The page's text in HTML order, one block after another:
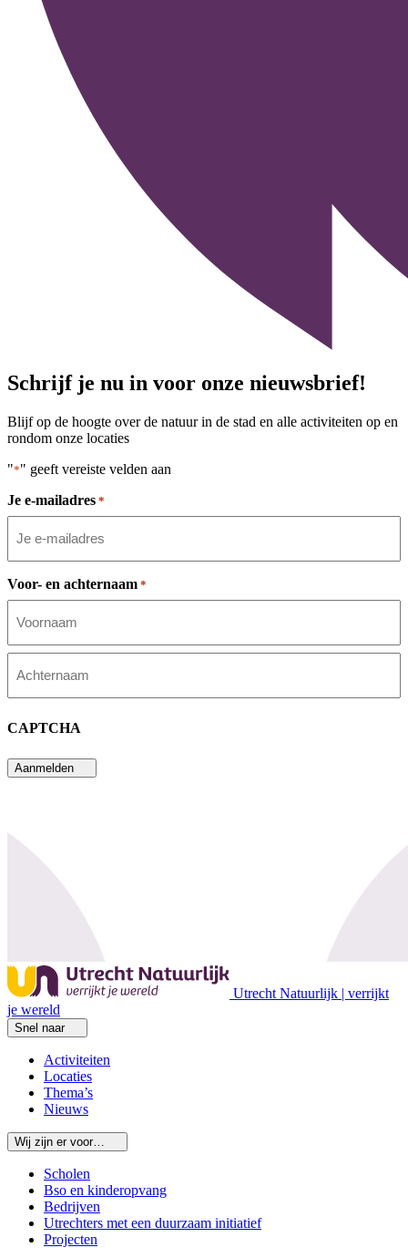
Schrijf je nu in voor onze nieuwsbrief!
Blijf op de hoogte over de natuur in de stad en alle activiteiten op en
rondom onze locaties
"*" geeft vereiste velden aan
Je e-mailadres *
Voor- en achternaam *
Voornaam
CAPTCHA
Aanmelden
Utrecht Natuurlijk | verrijkt
je wereld
Snel naar
Activiteiten
Locaties
Thema’s
Nieuws
Wij zijn er voor…
Scholen
Bso en kinderopvang
Bedrijven
Utrechters met een duurzaam initiatief
Projecten